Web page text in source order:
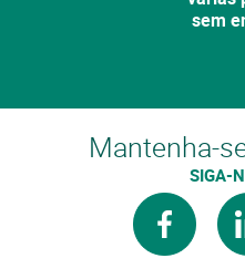
sem
Mantenha-
SIGA-
facebook